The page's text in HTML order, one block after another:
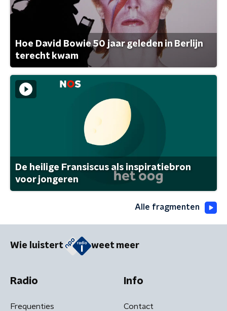
Hoe David Bowie 50 jaar geleden in Berlijn
terecht kwam
De heilige Fransiscus als inspiratiebron
voor jongeren
Alle fragmenten
Wie luistert weet meer
Radio
Frequenties
Info
Contact